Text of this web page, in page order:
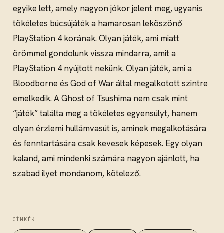
egyike lett, amely nagyon jókor jelent meg, ugyanis
tökéletes búcsújáték a hamarosan leköszönő
PlayStation 4 korának. Olyan játék, ami miatt
örömmel gondolunk vissza mindarra, amit a
PlayStation 4 nyújtott nekünk. Olyan játék, ami a
Bloodborne és God of War által megalkotott szintre
emelkedik. A Ghost of Tsushima nem csak mint
“játék” találta meg a tökéletes egyensúlyt, hanem
olyan érzlemi hullámvasút is, aminek megalkotására
és fenntartására csak kevesek képesek. Egy olyan
kaland, ami mindenki számára nagyon ajánlott, ha
szabad ilyet mondanom, kötelező.
CÍMKÉK